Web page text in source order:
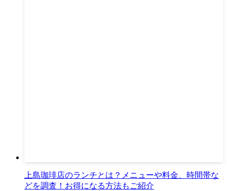
上島珈琲店のランチとは？メニューや料金、時間帯な
どを調査！お得になる方法もご紹介